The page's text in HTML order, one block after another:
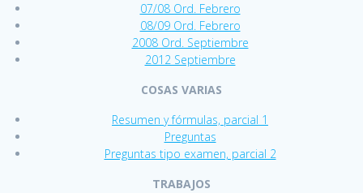
07/08 Ord. Febrero
08/09 Ord. Febrero
2008 Ord. Septiembre
2012 Septiembre
COSAS VARIAS
Resumen y fórmulas, parcial 1
Preguntas
Preguntas tipo examen, parcial 2
TRABAJOS